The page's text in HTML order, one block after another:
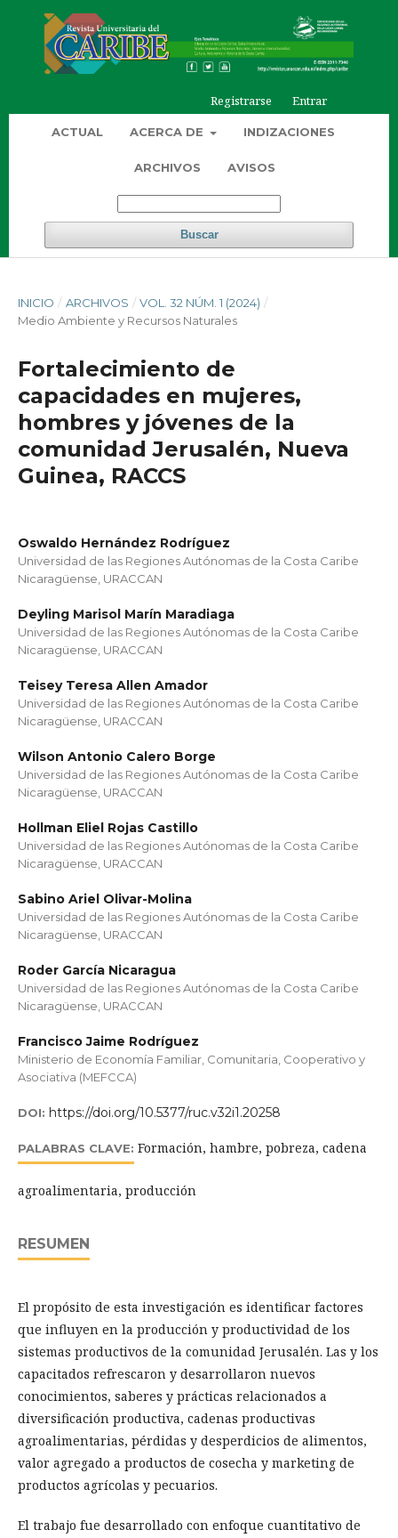
Registrarse Entrar
ACTUAL ACERCA DE INDIZACIONES
ARCHIVOS AVISOS
Buscar
INICIO / ARCHIVOS / VOL. 32 NÚM. 1 (2024) /
Medio Ambiente y Recursos Naturales
Fortalecimiento de
capacidades en mujeres,
hombres y jóvenes de la
comunidad Jerusalén, Nueva
Guinea, RACCS
Oswaldo Hernández Rodríguez
Universidad de las Regiones Autónomas de la Costa Caribe
Nicaragüense, URACCAN
Deyling Marisol Marín Maradiaga
Universidad de las Regiones Autónomas de la Costa Caribe
Nicaragüense, URACCAN
Teisey Teresa Allen Amador
Universidad de las Regiones Autónomas de la Costa Caribe
Nicaragüense, URACCAN
Wilson Antonio Calero Borge
Universidad de las Regiones Autónomas de la Costa Caribe
Nicaragüense, URACCAN
Hollman Eliel Rojas Castillo
Universidad de las Regiones Autónomas de la Costa Caribe
Nicaragüense, URACCAN
Sabino Ariel Olivar-Molina
Universidad de las Regiones Autónomas de la Costa Caribe
Nicaragüense, URACCAN
Roder García Nicaragua
Universidad de las Regiones Autónomas de la Costa Caribe
Nicaragüense, URACCAN
Francisco Jaime Rodríguez
Ministerio de Economía Familiar, Comunitaria, Cooperativo y
Asociativa (MEFCCA)
DOI: https://doi.org/10.5377/ruc.v32i1.20258
PALABRAS CLAVE: Formación, hambre, pobreza, cadena
agroalimentaria, producción
RESUMEN
El propósito de esta investigación es identificar factores
que influyen en la producción y productividad de los
sistemas productivos de la comunidad Jerusalén. Las y los
capacitados refrescaron y desarrollaron nuevos
conocimientos, saberes y prácticas relacionados a
diversificación productiva, cadenas productivas
agroalimentarias, pérdidas y desperdicios de alimentos,
valor agregado a productos de cosecha y marketing de
productos agrícolas y pecuarios.
El trabajo fue desarrollado con enfoque cuantitativo de